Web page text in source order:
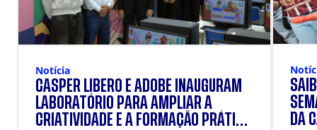
Notícia
CÁSPER LÍBERO E ADOBE INAUGURAM
LABORATÓRIO PARA AMPLIAR A
CRIATIVIDADE E A FORMAÇÃO PRÁTICA
DA